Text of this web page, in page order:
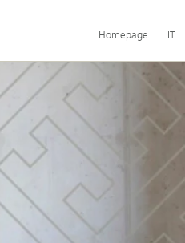
principale
Homepage IT